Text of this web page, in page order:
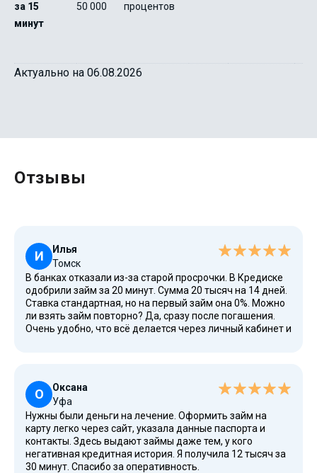
за 15
минут
50 000
процентов
Актуально на 06.08.2026
Отзывы
И
Илья
Томск
В банках отказали из-за старой просрочки. В Кредиске
одобрили займ за 20 минут. Сумма 20 тысяч на 14 дней.
Ставка стандартная, но на первый займ она 0%. Можно
ли взять займ повторно? Да, сразу после погашения.
Очень удобно, что всё делается через личный кабинет и
О
Оксана
Уфа
Нужны были деньги на лечение. Оформить займ на
карту легко через сайт, указала данные паспорта и
контакты. Здесь выдают займы даже тем, у кого
негативная кредитная история. Я получила 12 тысяч за
30 минут. Спасибо за оперативность.